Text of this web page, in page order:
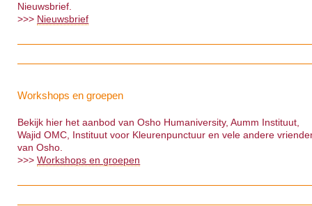
Nieuwsbrief.
>>> Nieuwsbrief
Workshops en groepen
Bekijk hier het aanbod van Osho Humaniversity, Aumm Instituut,
Wajid OMC, Instituut voor Kleurenpunctuur en vele andere
van Osho.
>>>Workshops en groepen